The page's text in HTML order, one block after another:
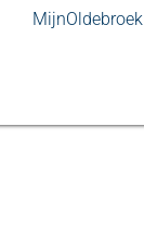
MijnOldebroek